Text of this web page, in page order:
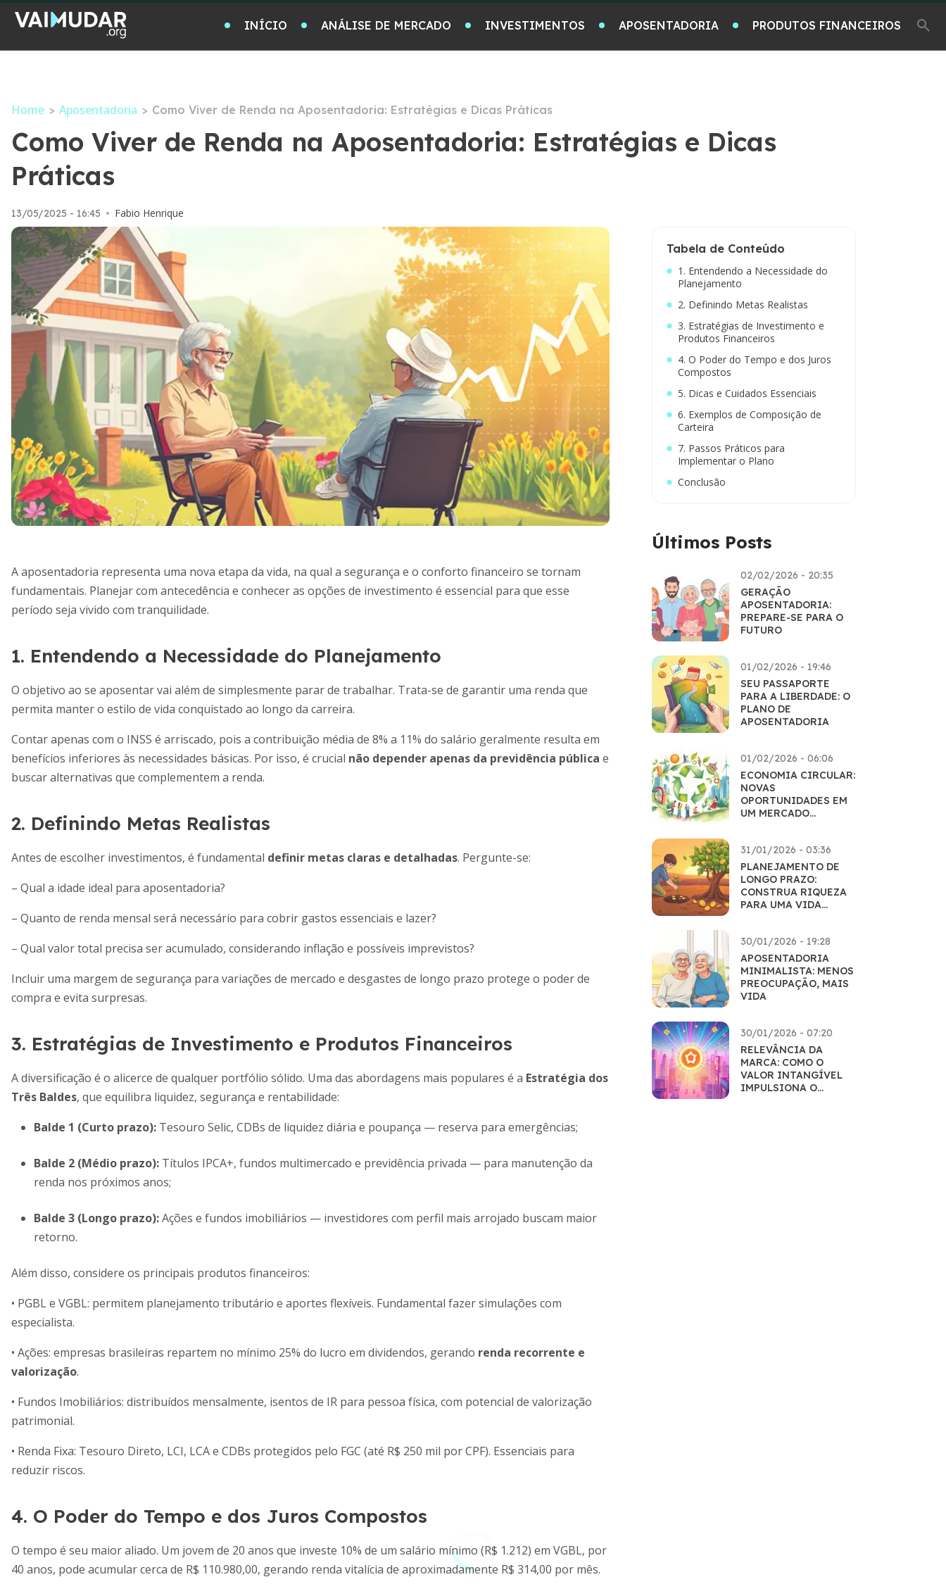
INÍCIO ANÁLISE DE MERCADO INVESTIMENTOS APOSENTADORIA PRODUTOS FINANCEIROS
Home > Aposentadoria > Como Viver de Renda na Aposentadoria: Estratégias e Dicas Práticas
Como Viver de Renda na Aposentadoria: Estratégias e Dicas
Práticas
13/05/2025 - 16:45 • Fabio Henrique
A aposentadoria representa uma nova etapa da vida, na qual a segurança e o conforto financeiro se tornam
fundamentais. Planejar com antecedência e conhecer as opções de investimento é essencial para que esse
período seja vivido com tranquilidade.
1. Entendendo a Necessidade do Planejamento
O objetivo ao se aposentar vai além de simplesmente parar de trabalhar. Trata-se de garantir uma renda que
permita manter o estilo de vida conquistado ao longo da carreira.
Contar apenas com o INSS é arriscado, pois a contribuição média de 8% a 11% do salário geralmente resulta em
benefícios inferiores às necessidades básicas. Por isso, é crucial não depender apenas da previdência pública e
buscar alternativas que complementem a renda.
2. Definindo Metas Realistas
Antes de escolher investimentos, é fundamental definir metas claras e detalhadas. Pergunte-se:
– Qual a idade ideal para aposentadoria?
– Quanto de renda mensal será necessário para cobrir gastos essenciais e lazer?
– Qual valor total precisa ser acumulado, considerando inflação e possíveis imprevistos?
Incluir uma margem de segurança para variações de mercado e desgastes de longo prazo protege o poder de
compra e evita surpresas.
3. Estratégias de Investimento e Produtos Financeiros
A diversificação é o alicerce de qualquer portfólio sólido. Uma das abordagens mais populares é a Estratégia dos
Três Baldes, que equilibra liquidez, segurança e rentabilidade:
Balde 1 (Curto prazo): Tesouro Selic, CDBs de liquidez diária e poupança — reserva para emergências;
Balde 2 (Médio prazo): Títulos IPCA+, fundos multimercado e previdência privada — para manutenção da
renda nos próximos anos;
Balde 3 (Longo prazo):Ações e fundos imobiliários — investidores com perfil mais arrojado buscam maior
retorno.
Além disso, considere os principais produtos financeiros:
• PGBL e VGBL: permitem planejamento tributário e aportes flexíveis. Fundamental fazer simulações com
especialista.
• Ações: empresas brasileiras repartem no mínimo 25% do lucro em dividendos, gerando renda recorrente e
valorização.
• Fundos Imobiliários: distribuídos mensalmente, isentos de IR para pessoa física, com potencial de valorização
patrimonial.
• Renda Fixa: Tesouro Direto, LCI, LCA e CDBs protegidos pelo FGC (até R$ 250 mil por CPF). Essenciais para
reduzir riscos.
4. O Poder do Tempo e dos Juros Compostos
O tempo é seu maior aliado. Um jovem de 20 anos que investe 10% de um salário mínimo (R$ 1.212) em VGBL, por
40 anos, pode acumular cerca de R$ 110.980,00, gerando renda vitalícia de aproximadamente R$ 314,00 por mês.
Tabela de Conteúdo
1. Entendendo a Necessidade do
Planejamento
2. Definindo Metas Realistas
3. Estratégias de Investimento e
Produtos Financeiros
4. O Poder do Tempo e dos Juros
Compostos
5. Dicas e Cuidados Essenciais
6. Exemplos de Composição de
Carteira
7. Passos Práticos para
Implementar o Plano
Conclusão
Últimos Posts
02/02/2026 - 20:35
GERAÇÃO
APOSENTADORIA:
PREPARE-SE PARA O
FUTURO
01/02/2026 - 19:46
SEU PASSAPORTE
PARA A LIBERDADE: O
PLANO DE
APOSENTADORIA
01/02/2026 - 06:06
ECONOMIA CIRCULAR:
NOVAS
OPORTUNIDADES EM
UM MERCADO
31/01/2026 - 03:36
PLANEJAMENTO DE
LONGO PRAZO:
CONSTRUA RIQUEZA
PARA UMA VIDA
30/01/2026 - 19:28
APOSENTADORIA
MINIMALISTA: MENOS
PREOCUPAÇÃO, MAIS
VIDA
30/01/2026 - 07:20
RELEVÂNCIA DA
MARCA: COMO O
VALOR INTANGÍVEL
IMPULSIONA O